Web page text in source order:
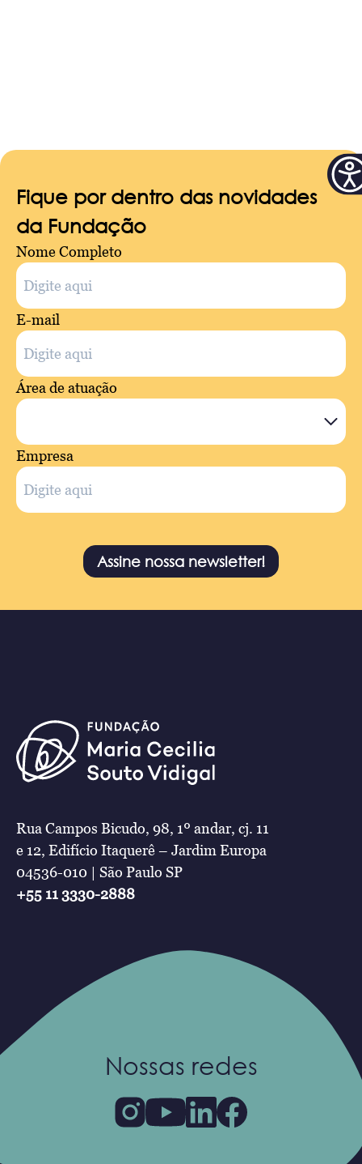
Fique por dentro das novidades
da Fundação
Nome Completo
E-mail
Área de atuação
Empresa
Assine nossa newsletter!
Rua Campos Bicudo, 98, 1º andar, cj. 11
e 12, Edifício Itaquerê – Jardim Europa
04536-010 | São Paulo SP
+55 11 3330-2888
Nossas redes